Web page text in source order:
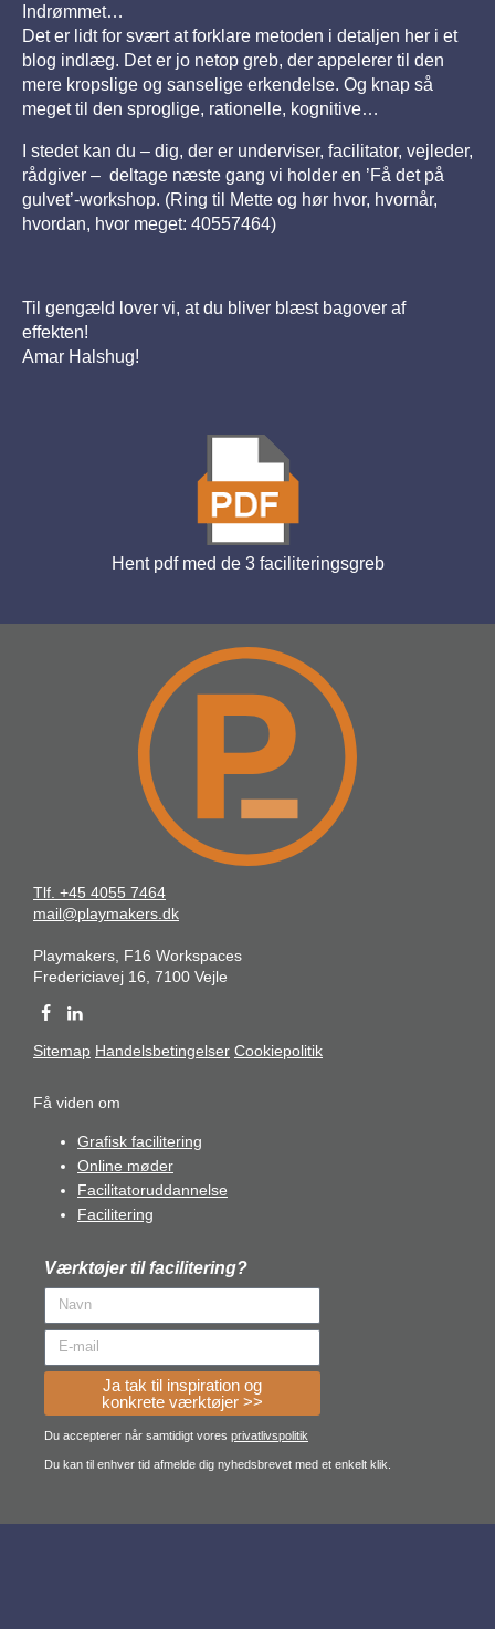
Indrømmet…
Det er lidt for svært at forklare metoden i detaljen her i et
blog indlæg. Det er jo netop greb, der appelerer til den
mere kropslige og sanselige erkendelse. Og knap så
meget til den sproglige, rationelle, kognitive…
I stedet kan du – dig, der er underviser, facilitator, vejleder,
rådgiver – deltage næste gang vi holder en ’Få det på
gulvet’-workshop. (Ring til Mette og hør hvor, hvornår,
hvordan, hvor meget: 40557464)
Til gengæld lover vi, at du bliver blæst bagover af
effekten!
Amar Halshug!
Hent pdf med de 3 faciliteringsgreb
Tlf. +45 4055 7464
mail@playmakers.dk
Playmakers, F16 Workspaces
Fredericiavej 16, 7100 Vejle
Sitemap Handelsbetingelser Cookiepolitik
Få viden om
Grafisk facilitering
Online møder
Facilitatoruddannelse
Facilitering
Værktøjer til facilitering?
Ja tak til inspiration og
konkrete værktøjer >>
Du accepterer når samtidigt vores privatlivspolitik
Du kan til enhver tid afmelde dig nyhedsbrevet med et enkelt klik.